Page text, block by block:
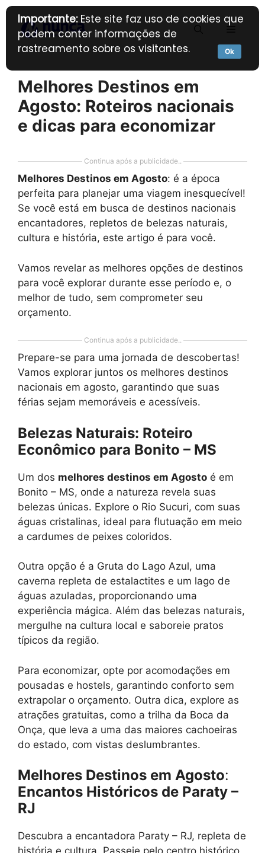
Pular
para
conteúdo
Melhores Destinos em
Agosto: Roteiros nacionais
e dicas para economizar
Continua após a publicidade..
Melhores Destinos em Agosto: é a época
perfeita para planejar uma viagem inesquecível!
Se você está em busca de destinos nacionais
encantadores, repletos de belezas naturais,
cultura e história, este artigo é para você.
Vamos revelar as melhores opções de destinos
para você explorar durante esse período e, o
melhor de tudo, sem comprometer seu
orçamento.
Continua após a publicidade..
Prepare-se para uma jornada de descobertas!
Vamos explorar juntos os melhores destinos
nacionais em agosto, garantindo que suas
férias sejam memoráveis e acessíveis.
Belezas Naturais: Roteiro
Econômico para Bonito – MS
Um dos melhores destinos em Agosto é em
Bonito – MS, onde a natureza revela suas
belezas únicas. Explore o Rio Sucuri, com suas
águas cristalinas, ideal para flutuação em meio
a cardumes de peixes coloridos.
Outra opção é a Gruta do Lago Azul, uma
caverna repleta de estalactites e um lago de
águas azuladas, proporcionando uma
experiência mágica. Além das belezas naturais,
mergulhe na cultura local e saboreie pratos
típicos da região.
Para economizar, opte por acomodações em
pousadas e hostels, garantindo conforto sem
extrapolar o orçamento. Outra dica, explore as
atrações gratuitas, como a trilha da Boca da
Onça, que leva a uma das maiores cachoeiras
do estado, com vistas deslumbrantes.
Melhores Destinos em Agosto:
Encantos Históricos de Paraty –
RJ
Descubra a encantadora Paraty – RJ, repleta de
história e cultura. Passeie pelo centro histórico,
Importante:Este site faz uso de cookies que
podem conter informações de
rastreamento sobre os visitantes.
Ok